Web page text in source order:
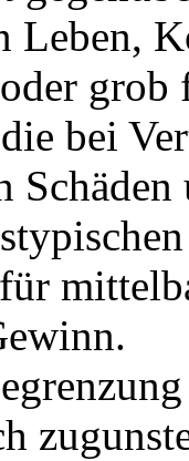
Leben,
grob
bei